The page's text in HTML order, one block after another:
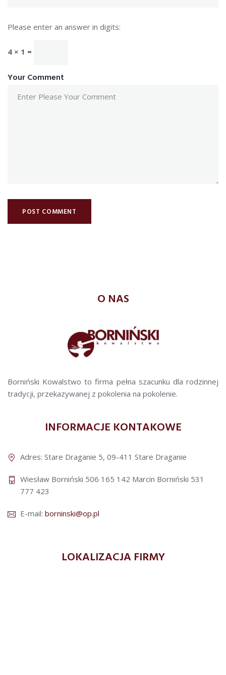
Please enter an answer in digits:
4 × 1 =
Your Comment
O NAS
Borniński Kowalstwo to firma pełna szacunku dla rodzinnej
tradycji, przekazywanej z pokolenia na pokolenie.
INFORMACJE KONTAKOWE
Adres: Stare Draganie 5, 09-411 Stare Draganie
Wiesław Borniński 506 165 142 Marcin Borniński 531
777 423
E-mail: borninski@op.pl
LOKALIZACJA FIRMY